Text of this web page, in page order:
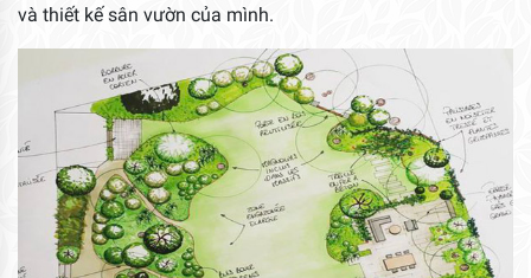
và thiết kế sân vườn của mình.